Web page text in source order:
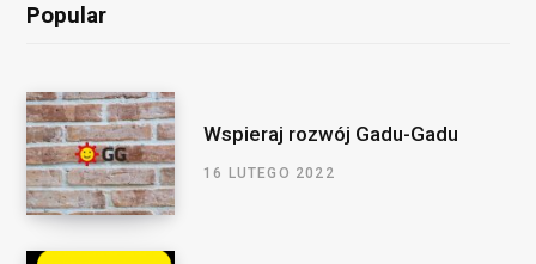
Popular
Wspieraj rozwój Gadu-Gadu
16 LUTEGO 2022